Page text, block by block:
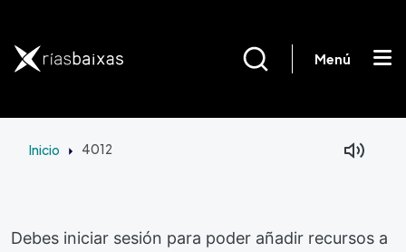
Menú
Inicio 4012
Debes iniciar sesión para poder añadir recursos a